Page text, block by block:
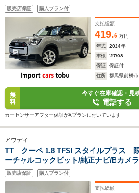
アクティブクルーズコントロール/ブラ
シートヒーター/ステアリングヒーター/
販売店保証 購入プラン付
支払総額
419.6 万円
年式
2024年
車検
'27/08
保証
保証付
住所
群馬県前橋市
無
料
今すぐ在庫確認・見
電話する
カーセンサーアフター保証がAプランに付いています
アウディ
TT クーペ 1.8 TFSI スタイルプラス
ーチャルコックピット/純正ナビ/Bカメ
ト/フルセグTV/パドルシフト/ブラインド
障害物センサー/純正アルミホイール/ス
販売店保証 購入プラン付
支払総額